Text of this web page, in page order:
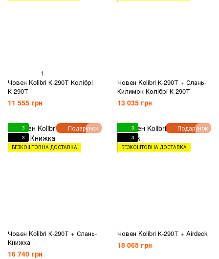
1
Човен Kolibri К-290Т Колібрі
К-290Т
11 555 грн
Човен Kolibri К-290Т + Слань-
Килимок Колібрі К-290Т
13 035 грн
Подарунок
3
3
БЕЗКОШТОВНА ДОСТАВКА
Човен Kolibri К-290Т + Слань-
Книжка
16 740 грн
Подарунок
3
3
БЕЗКОШТОВНА ДОСТАВКА
Човен Kolibri К-290Т + Airdeck
18 065 грн